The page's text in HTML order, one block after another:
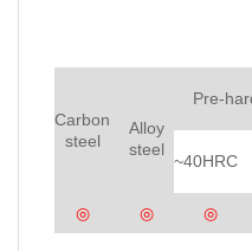
Carbon
steel
Alloy
steel
Pre-
~40HRC
◎ ◎ ◎